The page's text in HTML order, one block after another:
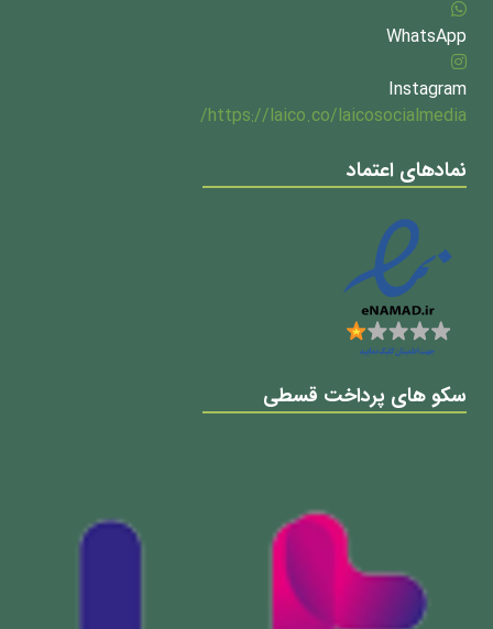
WhatsApp
Instagram
https://laico.co/laicosocialmedia/
نمادهای اعتماد
سکو های پرداخت قسطی